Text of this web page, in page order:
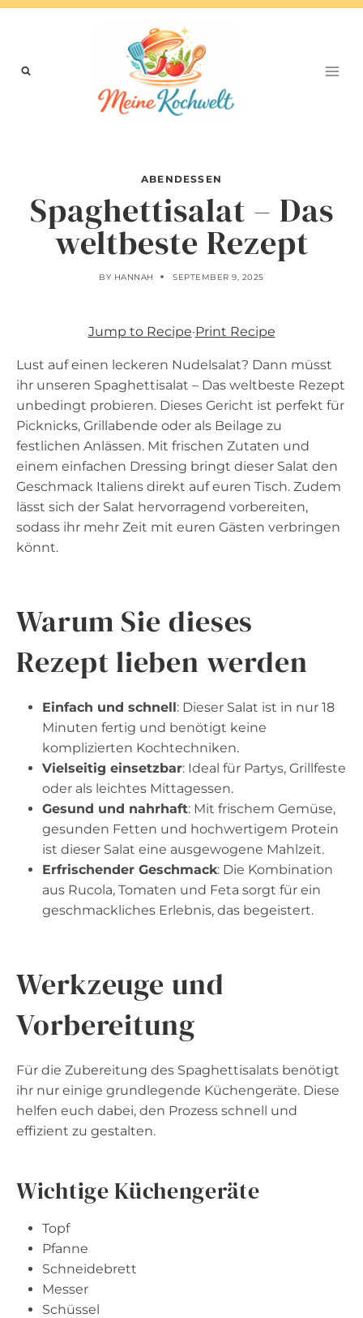
Skip
ABENDESSEN
Spaghettisalat – Das
weltbeste Rezept
BY HANNAH SEPTEMBER 9, 2025
Jump to Recipe·Print Recipe
Lust auf einen leckeren Nudelsalat? Dann müsst
ihr unseren Spaghettisalat – Das weltbeste Rezept
unbedingt probieren. Dieses Gericht ist perfekt für
Picknicks, Grillabende oder als Beilage zu
festlichen Anlässen. Mit frischen Zutaten und
einem einfachen Dressing bringt dieser Salat den
Geschmack Italiens direkt auf euren Tisch. Zudem
lässt sich der Salat hervorragend vorbereiten,
sodass ihr mehr Zeit mit euren Gästen verbringen
könnt.
Warum Sie dieses
Rezept lieben werden
Einfach und schnell: Dieser Salat ist in nur 18
Minuten fertig und benötigt keine
komplizierten Kochtechniken.
Vielseitig einsetzbar: Ideal für Partys, Grillfeste
oder als leichtes Mittagessen.
Gesund und nahrhaft: Mit frischem Gemüse,
gesunden Fetten und hochwertigem Protein
ist dieser Salat eine ausgewogene Mahlzeit.
Erfrischender Geschmack: Die Kombination
aus Rucola, Tomaten und Feta sorgt für ein
geschmackliches Erlebnis, das begeistert.
Werkzeuge und
Vorbereitung
Für die Zubereitung des Spaghettisalats benötigt
ihr nur einige grundlegende Küchengeräte. Diese
helfen euch dabei, den Prozess schnell und
effizient zu gestalten.
Wichtige Küchengeräte
Topf
Pfanne
Schneidebrett
Messer
Schüssel